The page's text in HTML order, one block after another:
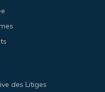
des Litiges